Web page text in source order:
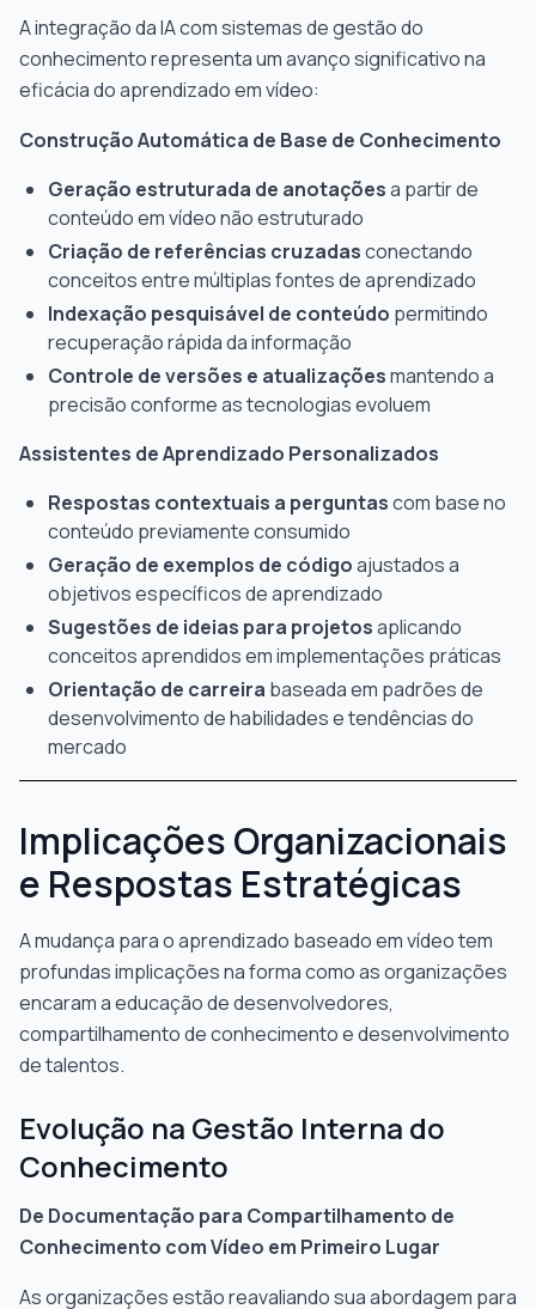
A integração da IA com sistemas de gestão do
conhecimento representa um avanço significativo na
eficácia do aprendizado em vídeo:
Construção Automática de Base de Conhecimento
Geração estruturada de anotaçõesa partir de
conteúdo em vídeo não estruturado
Criação de referências cruzadasconectando
conceitos entre múltiplas fontes de aprendizado
Indexação pesquisável de conteúdo permitindo
recuperação rápida da informação
Controle de versões e atualizaçõesmantendo a
precisão conforme as tecnologias evoluem
Assistentes de Aprendizado Personalizados
Respostas contextuais a perguntascom base no
conteúdo previamente consumido
Geração de exemplos de códigoajustados a
objetivos específicos de aprendizado
Sugestões de ideias para projetosaplicando
conceitos aprendidos em implementações práticas
Orientação de carreira baseada em padrões de
desenvolvimento de habilidades e tendências do
mercado
Implicações Organizacionais
e Respostas Estratégicas
A mudança para o aprendizado baseado em vídeo tem
profundas implicações na forma como as organizações
encaram a educação de desenvolvedores,
compartilhamento de conhecimento e desenvolvimento
de talentos.
Evolução na Gestão Interna do
Conhecimento
De Documentação para Compartilhamento de
Conhecimento com Vídeo em Primeiro Lugar
As organizações estão reavaliando sua abordagem para